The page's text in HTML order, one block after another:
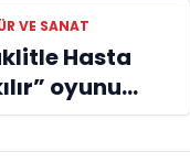
Dilruba
ve Zift Karası
‘AVENOİR’
VE SANAT
Hasta
oyunu
sanatla